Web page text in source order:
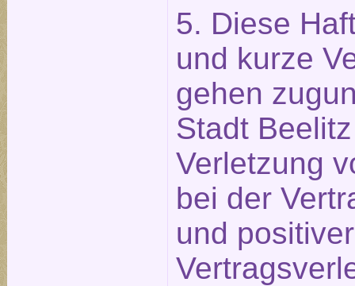
5. Diese
und kurze
gehen
Stadt
Verletzung
bei der
und positiver